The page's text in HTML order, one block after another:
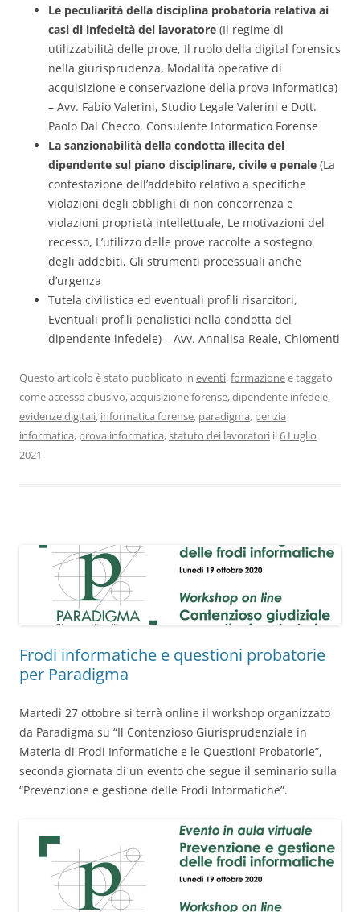
Le peculiarità della disciplina probatoria relativa ai
casi di infedeltà del lavoratore (Il regime di
utilizzabilità delle prove, Il ruolo della digital forensics
nella giurisprudenza, Modalità operative di
acquisizione e conservazione della prova informatica)
– Avv. Fabio Valerini, Studio Legale Valerini e Dott.
Paolo Dal Checco, Consulente Informatico Forense
La sanzionabilità della condotta illecita del
dipendente sul piano disciplinare, civile e penale (La
contestazione dell’addebito relativo a specifiche
violazioni degli obblighi di non concorrenza e
violazioni proprietà intellettuale, Le motivazioni del
recesso, L’utilizzo delle prove raccolte a sostegno
degli addebiti, Gli strumenti processuali anche
d’urgenza
Tutela civilistica ed eventuali profili risarcitori,
Eventuali profili penalistici nella condotta del
dipendente infedele) – Avv. Annalisa Reale, Chiomenti
Questo articolo è stato pubblicato in eventi,formazionee taggato
comeaccesso abusivo,acquisizione forense,dipendente infedele,
evidenze digitali, informatica forense, paradigma, perizia
informatica, prova informatica,statuto dei lavoratori il6 Luglio
2021
Frodi informatiche e questioni probatorie
per Paradigma
Martedì 27 ottobre si terrà online il workshop organizzato
da Paradigma su “Il Contenzioso Giurisprudenziale in
Materia di Frodi Informatiche e le Questioni Probatorie”,
seconda giornata di un evento che segue il seminario sulla
“Prevenzione e gestione delle Frodi Informatiche”.